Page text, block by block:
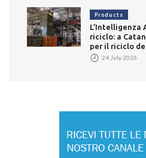
Products
L’Intelligenza
riciclo: a
per il riciclo
24 July 2026